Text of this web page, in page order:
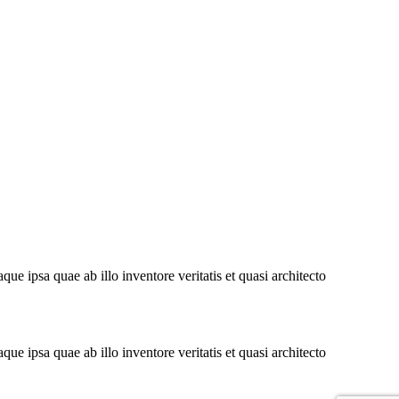
ipsa quae ab illo inventore veritatis et quasi architecto
ipsa quae ab illo inventore veritatis et quasi architecto